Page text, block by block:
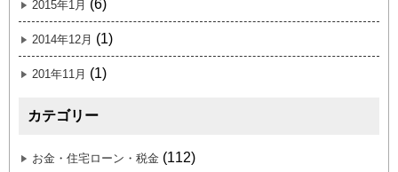
2015年1月 (6)
2014年12月 (1)
201年11月 (1)
カテゴリー
お金・住宅ローン・税金 (112)